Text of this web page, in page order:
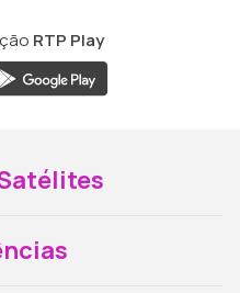
RTP Play